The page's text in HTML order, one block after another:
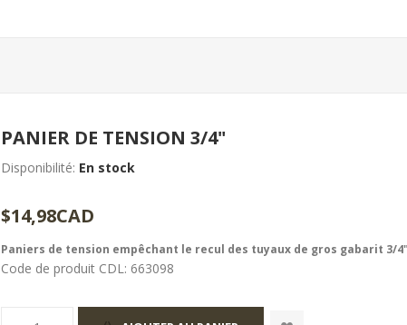
PANIER DE TENSION 3/4"
Disponibilité: En stock
$14,98CAD
Paniers de tension empêchant le recul des tuyaux de gros gabarit 3/
Code de produit CDL: 663098